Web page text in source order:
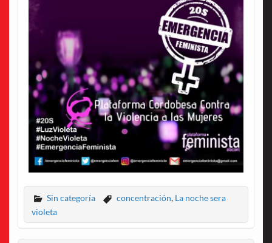
Sin categoría concentración, La noche sera
violeta